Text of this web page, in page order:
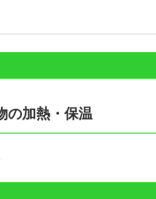
の加熱・保温